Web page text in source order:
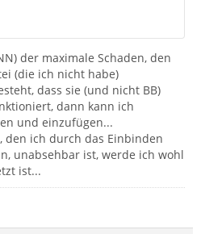
der maximale Schaden, den
(die ich nicht habe)
dass sie (und nicht BB)
dann kann ich
und einzufügen...
den ich durch das Einbinden
unabsehbar ist, werde ich wohl
ist...